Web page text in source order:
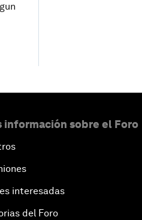
información sobre el Foro
interesadas
del Foro